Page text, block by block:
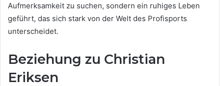
Aufmerksamkeit zu suchen, sondern ein ruhiges Leben
geführt, das sich stark von der Welt des Profisports
unterscheidet.
Beziehung zu Christian
Eriksen